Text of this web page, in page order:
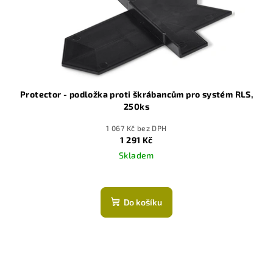
Protector - podložka proti škrábancům pro systém RLS,
250ks
1 067 Kč bez DPH
1 291 Kč
Skladem
Do košíku